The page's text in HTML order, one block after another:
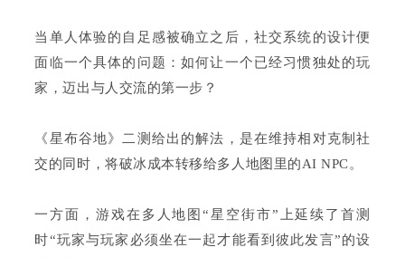
当单人体验的自足感被确立之后，社交系统的设计便
面临一个具体的问题：如何让一个已经习惯独处的玩
家，迈出与人交流的第一步？
《星布谷地》二测给出的解法，是在维持相对克制社
交的同时，将破冰成本转移给多人地图里的AI NPC。
一方面，游戏在多人地图“星空街市”上延续了首测
时“玩家与玩家必须坐在一起才能看到彼此发言”的设